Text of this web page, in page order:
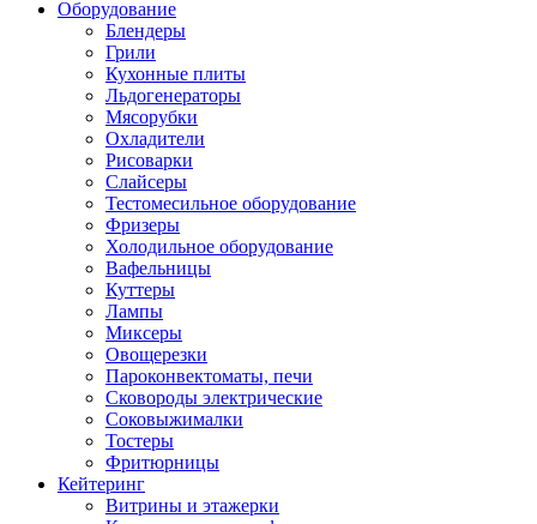
Оборудование
Блендеры
Грили
Кухонные плиты
Льдогенераторы
Мясорубки
Охладители
Рисоварки
Слайсеры
Тестомесильное оборудование
Фризеры
Холодильное оборудование
Вафельницы
Куттеры
Лампы
Миксеры
Овощерезки
Пароконвектоматы, печи
Сковороды электрические
Соковыжималки
Тостеры
Фритюрницы
Кейтеринг
Витрины и этажерки